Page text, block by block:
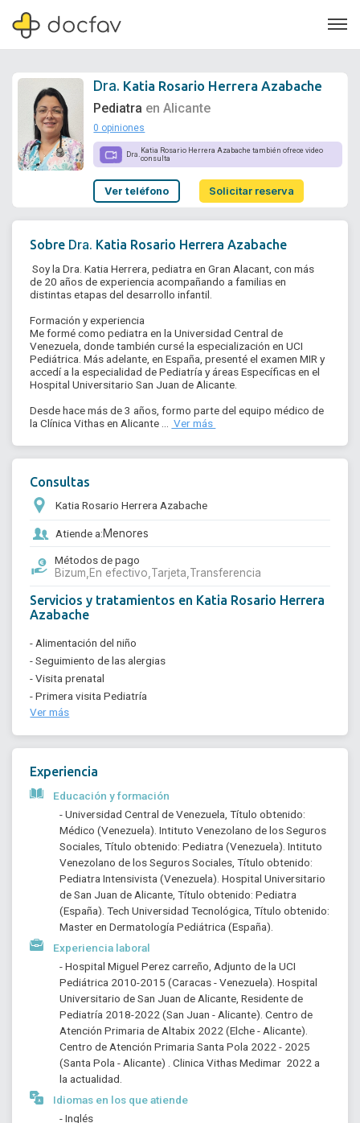
Soporte
Quiénes somos
¿Eres un doctor?
Dra. Katia Rosario Herrera Azabache
Pediatra en Alicante
0 opiniones
Dra. Katia Rosario Herrera Azabache también ofrece video
consulta
Ver teléfono Solicitar reserva
Sobre Dra. Katia Rosario Herrera Azabache
Soy la Dra. Katia Herrera, pediatra en Gran Alacant, con más
de 20 años de experiencia acompañando a familias en
distintas etapas del desarrollo infantil.
Formación y experiencia
Me formé como pediatra en la Universidad Central de
Venezuela, donde también cursé la especialización en UCI
Pediátrica. Más adelante, en España, presenté el examen MIR y
accedí a la especialidad de Pediatría y áreas Específicas en el
Hospital Universitario San Juan de Alicante.
Desde hace más de 3 años, formo parte del equipo médico de
la Clínica Vithas en Alicante ...
Ver más
Consultas
Katia Rosario Herrera Azabache
Atiende a:Menores
Métodos de pago
Bizum, En efectivo, Tarjeta, Transferencia
Servicios y tratamientos en Katia Rosario Herrera
Azabache
- Alimentación del niño
- Seguimiento de las alergias
- Visita prenatal
- Primera visita Pediatría
Ver más
Experiencia
Educación y formación
- Universidad Central de Venezuela, Título obtenido:
Médico (Venezuela). Intituto Venezolano de los Seguros
Sociales, Título obtenido: Pediatra (Venezuela). Intituto
Venezolano de los Seguros Sociales, Título obtenido:
Pediatra Intensivista (Venezuela). Hospital Universitario
de San Juan de Alicante, Título obtenido: Pediatra
(España). Tech Universidad Tecnológica, Título obtenido:
Master en Dermatología Pediátrica (España).
Experiencia laboral
- Hospital Miguel Perez carreño, Adjunto de la UCI
Pediátrica 2010-2015 (Caracas - Venezuela). Hospital
Universitario de San Juan de Alicante, Residente de
Pediatría 2018-2022 (San Juan - Alicante). Centro de
Atención Primaria de Altabix 2022 (Elche - Alicante).
Centro de Atención Primaria Santa Pola 2022 - 2025
(Santa Pola - Alicante) . Clinica Vithas Medimar  2022 a
la actualidad.
Idiomas en los que atiende
- Inglés